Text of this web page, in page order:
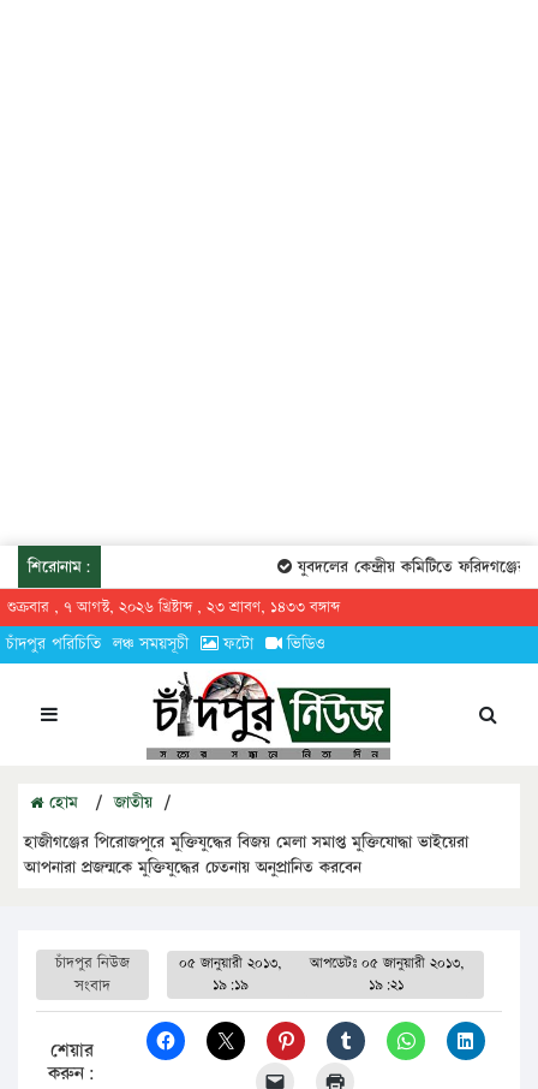
শিরোনাম: যুবদলের কেন্দ্রীয় কমিটিতে ফরিদগঞ্জের
শুক্রবার , ৭ আগস্ট, ২০২৬ খ্রিষ্টাব্দ , ২৩ শ্রাবণ, ১৪৩৩ বঙ্গাব্দ
চাঁদপুর পরিচিতি লঞ্চ সময়সূচী ফটো ভিডিও
হোম / জাতীয় /
হাজীগঞ্জের পিরোজপুরে মুক্তিযুদ্ধের বিজয় মেলা সমাপ্ত মুক্তিযোদ্ধা ভাইয়েরা
আপনারা প্রজন্মকে মুক্তিযুদ্ধের চেতনায় অনুপ্রানিত করবেন
চাঁদপুর নিউজ
সংবাদ
০৫ জানুয়ারী ২০১৩,
১৯:১৯
আপডেটঃ ০৫ জানুয়ারী ২০১৩,
১৯:২১
শেয়ার
করুন: